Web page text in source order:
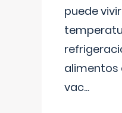
puede
alimentos
vac...